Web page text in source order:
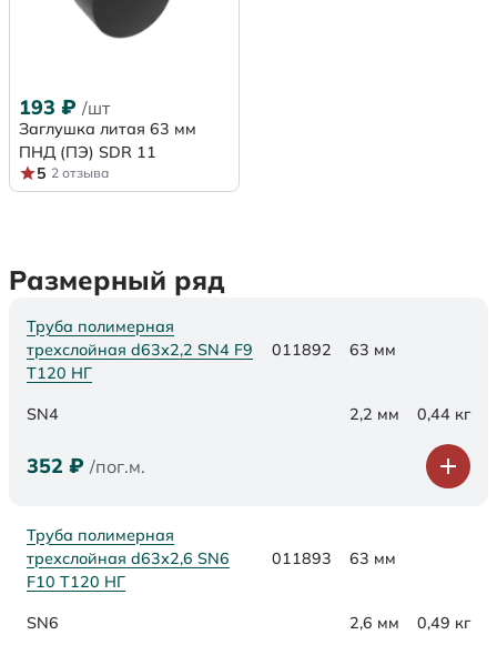
193 ₽ /шт
Заглушка литая 63 мм
ПНД (ПЭ) SDR 11
5 2 отзыва
Размерный ряд
Труба полимерная
трехслойная d63х2,2 SN4 F9
Т120 НГ
011892 63 мм
SN4 2,2 мм 0,44 кг
352 ₽ /пог.м.
Труба полимерная
трехслойная d63х2,6 SN6
F10 Т120 НГ
011893 63 мм
SN6 2,6 мм 0,49 кг